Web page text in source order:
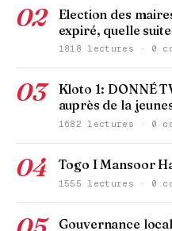
02
Election des
expiré, quelle suite
1818 lectures · 0
03
Kloto 1: DONNÉ
auprès de la
1682 lectures · 0
04 Togo I Mansoor
1555 lectures · 0
Gouvernance